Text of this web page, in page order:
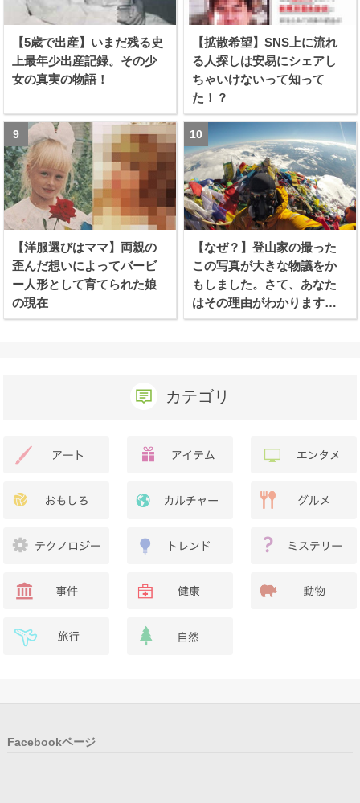
【5歳で出産】いまだ残る史
上最年少出産記録。その少
女の真実の物語！
【拡散希望】SNS上に流れ
る人探しは安易にシェアし
ちゃいけないって知って
た！？
【洋服選びはママ】両親の
歪んだ想いによってバービ
ー人形として育てられた娘
の現在
【なぜ？】登山家の撮った
この写真が大きな物議をか
もしました。さて、あなた
はその理由がわかります
か？
カテゴリ
Facebookページ